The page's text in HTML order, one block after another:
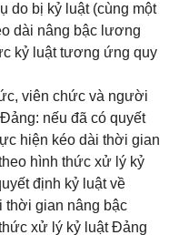
do bị kỷ luật (cùng một
dài nâng bậc lương
kỷ luật tương ứng quy
viên chức và người
nếu đã có quyết
hiện kéo dài thời gian
hình thức xử lý kỷ
định kỷ luật về
thời gian nâng bậc
xử lý kỷ luật Đảng